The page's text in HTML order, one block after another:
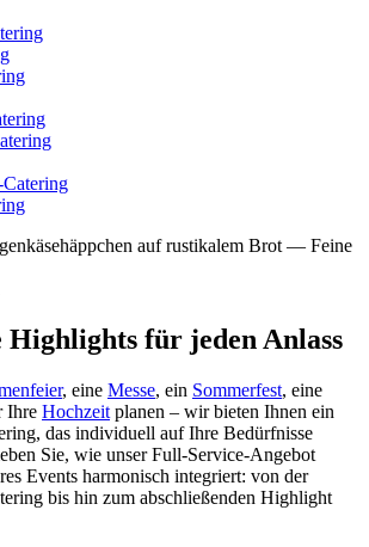
für jeden Anlass
, eine Messe, ein Sommerfest, eine
Ihre Hochzeit planen – wir bieten Ihnen ein
das individuell auf Ihre Bedürfnisse
Sie, wie unser Full-Service-Angebot
Events harmonisch integriert: von der
bis hin zum abschließenden Highlight